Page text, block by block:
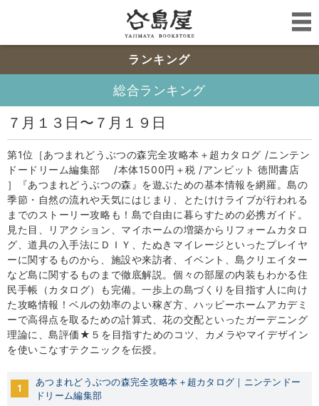
ランキング
総合ランキング
７月１３日〜７月１９日
第1位［あつまれどうぶつの森完全攻略本＋超カタログ /ニンテン
ドードリーム編集部 /本体1500円＋税 /アンビット 徳間書店
］『あつまれどうぶつの森』を遊ぶための基本情報を網羅。島の
季節・自然の流れや天気にはじまり、とたけけライブが行われる
までのストーリー攻略も！島で自由に暮らすための必携ガイド。
見た目、リアクション、マイホームの増築からリフォームカタロ
グ、道具の入手法にＤＩＹ、たぬきマイレージといったプレイヤ
ーに関するものから、施設や来訪者、イベント、島クリエイター
など島に関するものまで徹底解説。個々の部屋の内装もわかる住
民手帳（カタログ）も完備。一歩上の島づくりを目指す人に向け
た攻略情報！ベルの効率のよい稼ぎ方、ハッピーホームアカデミ
ーで高得点を取るための計算式、花の交配といったガーデニング
理論に、島評価★５を目指すためのコツ、カメラやマイデザイン
を使いこなすテクニックを伝授。
1
あつまれどうぶつの森完全攻略本＋超カタログ｜ニンテンドー
ドリーム編集部